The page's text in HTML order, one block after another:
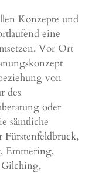
Konzepte und
eine
Vor Ort
von
des
oder
sämtliche
Fürstenfeldbruck,
, Emmering,
Gilching,